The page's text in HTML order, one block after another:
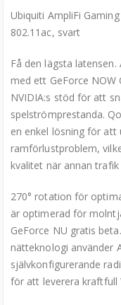
Ubiquiti AmpliFi
802.11ac, svart
Få den lägsta
med ett GeForce NOW
NVIDIA:s stöd för att
spelströmprestanda.
en enkel lösning för att
ramförlustproblem,
kvalitet när annan
270° rotation för
är optimerad för
GeForce NU gratis
nätteknologi använder
självkonfigurerande
för att leverera kraftfull